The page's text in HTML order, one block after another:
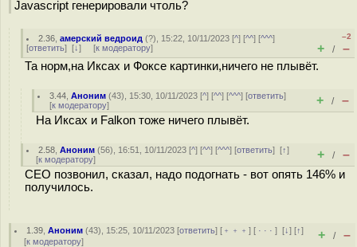
Javascript генерировали чтоль?
2.36 ,амерский ведроид (?), 15:22, 10/11/2023 [^] [^^] [^^^]
[ответить] [↓] [к модератору]
–2
+ / –
Та норм,на Иксах и Фоксе картинки,ничего не плывёт.
3.44 ,Аноним (43), 15:30, 10/11/2023 [^] [^^] [^^^] [ответить]
[к модератору] + / –
На Иксах и Falkon тоже ничего плывёт.
2.58 ,Аноним (56), 16:51, 10/11/2023 [^] [^^] [^^^] [ответить][↑]
[к модератору] + / –
CEO позвонил, сказал, надо подогнать - вот опять 146% и
получилось.
1.39 ,Аноним (43), 15:25, 10/11/2023 [ответить] [ ﹢﹢﹢] [ · · ·][↓] [↑]
[к модератору] + / –